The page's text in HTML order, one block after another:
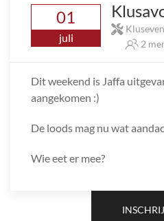
01
juli
2
Dit weekend is Jaffa
aangekomen :)
De loods mag nu wat
Wie eet er mee?